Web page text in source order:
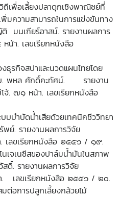
ถีเพื่อเลี้ยงปลาดุกเชิงพาณิชย์ที่
มความสามารถในการแข่งขันทาง
มนเฑียร์อาสน์. รายงานผลการ
น้า. เลขเรียกหนังสือ
รกิจสปาและนวดแผนไทยโดย
บ. พหล ศักดิ์คะทัศน์. รายงาน
จ้. ๗๑ หน้า. เลขเรียกหนังสือ
บบำบัดน้ำเสียด้วยเทคนิคชีววิทยา
ย์. รายงานผลการวิจัย
เลขเรียกหนังสือ ๒๕๕๖ / ๑๙.
เจเนซีสของปาล์มน้ำมันในสภาพ
ดิ์. รายงานผลการวิจัย
. เลขเรียกหนังสือ ๒๕๕๖ / ๒๐.
ต่อการปลูกเลี้ยงกล้วยไม้